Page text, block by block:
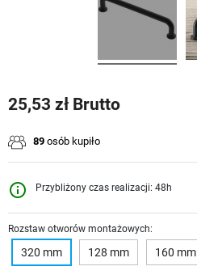
25,53 zł Brutto
89 osób kupiło
info_outline Przybliżony czas realizacji: 48h
Rozstaw otworów montażowych:
320 mm 128 mm 160 mm